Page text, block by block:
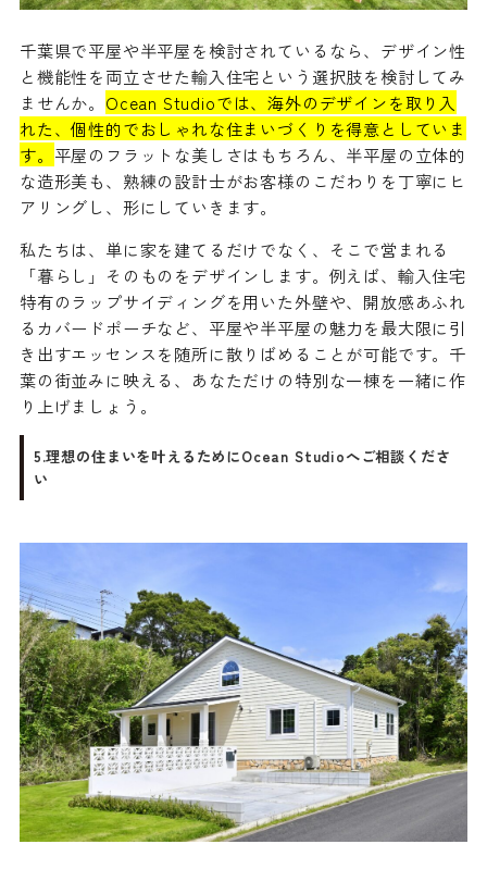
千葉県で平屋や半平屋を検討されているなら、デザイン性
と機能性を両立させた輸入住宅という選択肢を検討してみ
ませんか。 Ocean Studioでは、海外のデザインを取り入
れた、個性的でおしゃれな住まいづくりを得意としていま
す。 平屋のフラットな美しさはもちろん、半平屋の立体的
な造形美も、熟練の設計士がお客様のこだわりを丁寧にヒ
アリングし、形にしていきます。
私たちは、単に家を建てるだけでなく、そこで営まれる
「暮らし」そのものをデザインします。例えば、輸入住宅
特有のラップサイディングを用いた外壁や、開放感あふれ
るカバードポーチなど、平屋や半平屋の魅力を最大限に引
き出すエッセンスを随所に散りばめることが可能です。千
葉の街並みに映える、あなただけの特別な一棟を一緒に作
り上げましょう。
5.理想の住まいを叶えるためにOcean Studioへご相談くださ
い